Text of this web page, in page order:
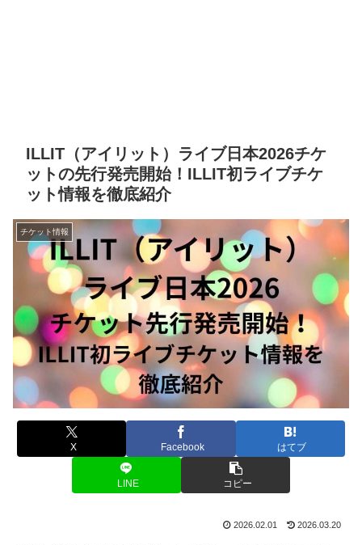
ILLIT（アイリット）ライブ日本2026チケ
ットの先行発売開始！ILLIT初ライブチケ
ット情報を徹底紹介
チケット情報
X Facebook はてブ
LINE コピー
2026.02.01 2026.03.20